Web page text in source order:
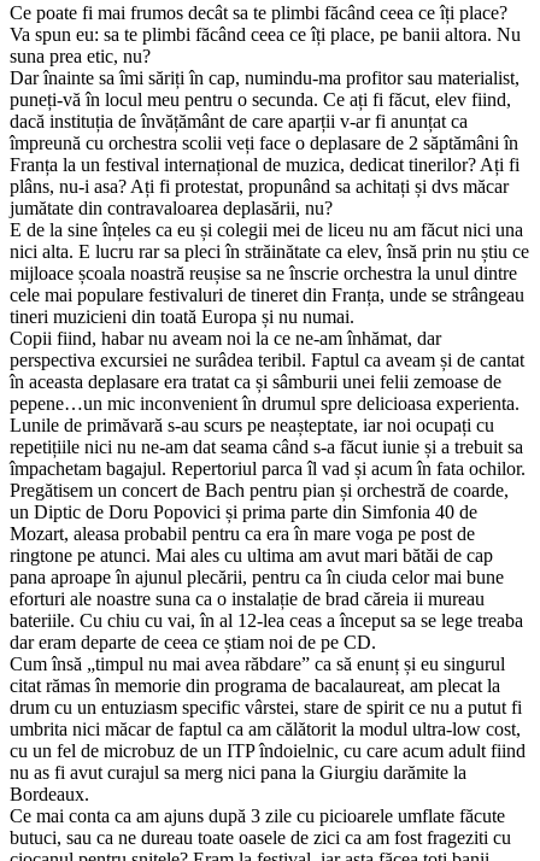
Ce poate fi mai frumos decât sa te plimbi făcând ceea ce îți place?
Va spun eu: sa te plimbi făcând ceea ce îți place, pe banii altora. Nu
suna prea etic, nu?
Dar înainte sa îmi săriți în cap, numindu-ma profitor sau materialist,
puneți-vă în locul meu pentru o secunda. Ce ați fi făcut, elev fiind,
dacă instituția de învățământ de care aparții v-ar fi anunțat ca
împreună cu orchestra scolii veți face o deplasare de 2 săptămâni în
Franța la un festival internațional de muzica, dedicat tinerilor? Ați fi
plâns, nu-i asa? Ați fi protestat, propunând sa achitați și dvs măcar
jumătate din contravaloarea deplasării, nu?
E de la sine înțeles ca eu și colegii mei de liceu nu am făcut nici una
nici alta. E lucru rar sa pleci în străinătate ca elev, însă prin nu știu ce
mijloace școala noastră reușise sa ne înscrie orchestra la unul dintre
cele mai populare festivaluri de tineret din Franța, unde se strângeau
tineri muzicieni din toată Europa și nu numai.
Copii fiind, habar nu aveam noi la ce ne-am înhămat, dar
perspectiva excursiei ne surâdea teribil. Faptul ca aveam și de cantat
în aceasta deplasare era tratat ca și sâmburii unei felii zemoase de
pepene…un mic inconvenient în drumul spre delicioasa experienta.
Lunile de primăvară s-au scurs pe neașteptate, iar noi ocupați cu
repetițiile nici nu ne-am dat seama când s-a făcut iunie și a trebuit sa
împachetam bagajul. Repertoriul parca îl vad și acum în fata ochilor.
Pregătisem un concert de Bach pentru pian și orchestră de coarde,
un Diptic de Doru Popovici și prima parte din Simfonia 40 de
Mozart, aleasa probabil pentru ca era în mare voga pe post de
ringtone pe atunci. Mai ales cu ultima am avut mari bătăi de cap
pana aproape în ajunul plecării, pentru ca în ciuda celor mai bune
eforturi ale noastre suna ca o instalație de brad căreia ii mureau
bateriile. Cu chiu cu vai, în al 12-lea ceas a început sa se lege treaba
dar eram departe de ceea ce știam noi de pe CD.
Cum însă „timpul nu mai avea răbdare” ca să enunț și eu singurul
citat rămas în memorie din programa de bacalaureat, am plecat la
drum cu un entuziasm specific vârstei, stare de spirit ce nu a putut fi
umbrita nici măcar de faptul ca am călătorit la modul ultra-low cost,
cu un fel de microbuz de un ITP îndoielnic, cu care acum adult fiind
nu as fi avut curajul sa merg nici pana la Giurgiu darămite la
Bordeaux.
Ce mai conta ca am ajuns după 3 zile cu picioarele umflate făcute
butuci, sau ca ne dureau toate oasele de zici ca am fost frageziti cu